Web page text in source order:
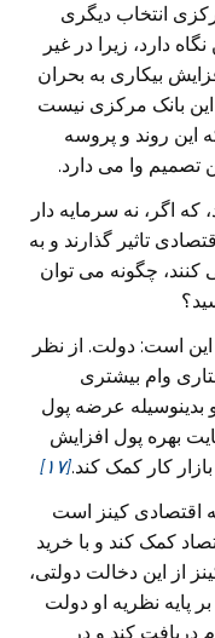
انتخاب دیگری
دارد، زیرا در غیر
بیکاری به بحران
این بانک مرکزی نیست
این روند و پروسه
تصمیم وا می دارد.
اگر، نه سرمایه دار
تاثیر گذارند و به
چگونه می توان
این است: دولت. از نظر
وام بیشتری
بدینوسیله عرضه پول
بهره پول افزایش
کار کمک کند.[۱۷]
اقتصادی کینز است
کمک کند و با خرید
از این دخالت دولتی،
پایه نظریه او دولت
دریافت کند و در